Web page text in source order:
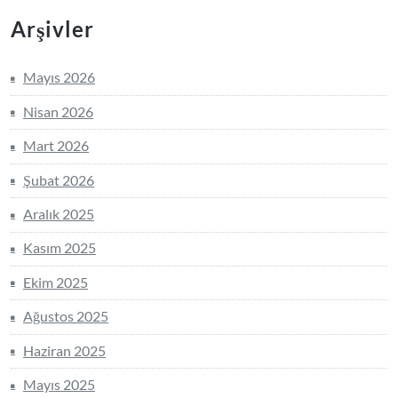
Arşivler
Mayıs 2026
Nisan 2026
Mart 2026
Şubat 2026
Aralık 2025
Kasım 2025
Ekim 2025
Ağustos 2025
Haziran 2025
Mayıs 2025